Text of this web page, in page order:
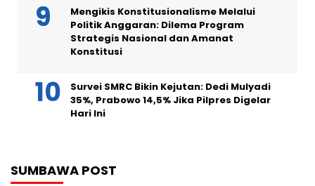
Mengikis Konstitusionalisme Melalui
Politik Anggaran: Dilema Program
Strategis Nasional dan Amanat
Konstitusi
Survei SMRC Bikin Kejutan: Dedi Mulyadi
35%, Prabowo 14,5% Jika Pilpres Digelar
Hari Ini
SUMBAWA POST